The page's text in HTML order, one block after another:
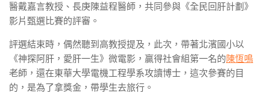
醫戴嘉言教授、長庚陳益程醫師，共同參與《全民回肝計劃》
影片甄選比賽的評審。
評選結束時，偶然聽到高教授提及，此次，帶著北濱國小以
《神探阿肝，愛肝一生》微電影，贏得社會組第一名的陳恆鳴
老師，還在東華大學電機工程學系攻讀博士，這次參賽的目
的，是為了拿獎金，帶學生去旅行。